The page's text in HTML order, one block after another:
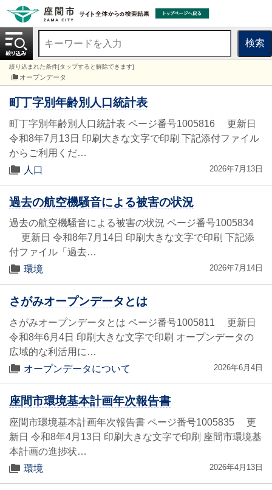
検索
絞り込まれた条件[タップすると解除できます]
オープンデータ
町丁字別年齢別人口統計表
町丁字別年齢別人口統計表 ページ番号1005816 更新日
令和8年7月13日 印刷大きな文字で印刷 下記添付ファイル
からご利用くだ…
人口
2026年7月13日
過去の航空機騒音による被害の状況
過去の航空機騒音による被害の状況 ページ番号1005834
更新日 令和8年7月14日 印刷大きな文字で印刷 下記添
付ファイル「過去…
環境
2026年7月14日
さがみオープンデータとは
さがみオープンデータとは ページ番号1005811 更新日
令和8年6月4日 印刷大きな文字で印刷 オープンデータの
広域的な利活用に…
オープンデータについて
2026年6月4日
座間市環境基本計画年次報告書
座間市環境基本計画年次報告書 ページ番号1005835 更
新日 令和8年4月13日 印刷大きな文字で印刷 座間市環境基
本計画の進捗状…
環境
2026年4月13日